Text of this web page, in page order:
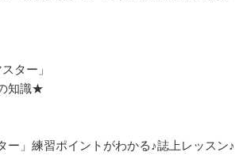
ター」
知識★
ー」練習ポイントがわかる♪誌上レッスン♪